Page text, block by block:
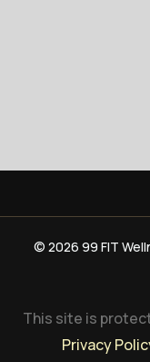
© 2026 99 FIT
This site is
Privacy